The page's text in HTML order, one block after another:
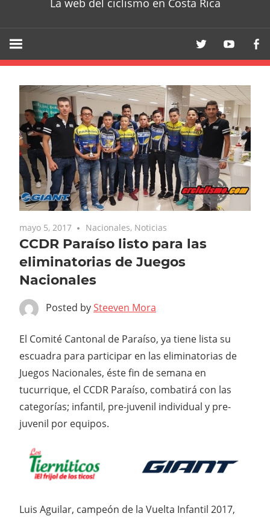
La web del ciclismo en Costa Rica
mayo 5, 2017 Nacionales, Noticias
CCDR Paraíso listo para las
eliminatorias de Juegos
Nacionales
Posted bySteeven Mora
El Comité Cantonal de Paraíso, ya tiene lista su
escuadra para participar en las eliminatorias de
Juegos Nacionales, éste fin de semana en
tucurrique, el CCDR Paraíso, combatirá con las
categorías; infantil, pre-juvenil individual y pre-
juvenil por equipos.
Luis Aguilar, campeón de la Vuelta Infantil 2017,